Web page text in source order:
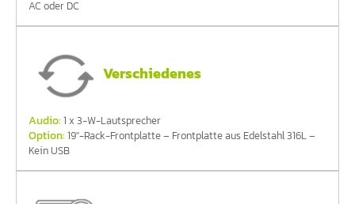
AC oder DC
Verschiedenes
Audio: 1 x 3-W-Lautsprecher
Option: 19''-Rack-Frontplatte – Frontplatte aus Edelstahl 316L –
Kein USB